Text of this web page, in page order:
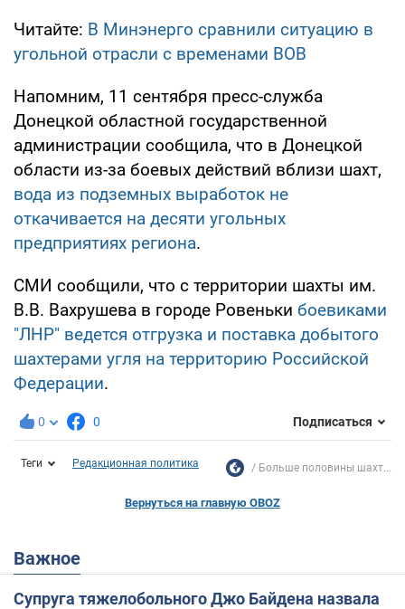
Читайте: В Минэнерго сравнили ситуацию в
угольной отрасли с временами ВОВ
Напомним, 11 сентября пресс-служба
Донецкой областной государственной
администрации сообщила, что в Донецкой
области из-за боевых действий вблизи шахт,
вода из подземных выработок не
откачивается на десяти угольных
предприятиях региона.
СМИ сообщили, что с территории шахты им.
В.В. Вахрушева в городе Ровеньки боевиками
"ЛНР" ведется отгрузка и поставка добытого
шахтерами угля на территорию Российской
Федерации.
0 0 Подписаться
Теги Редакционная политика Больше половины шахт...
Вернуться на главную OBOZ
Важное
Супруга тяжелобольного Джо Байдена назвала